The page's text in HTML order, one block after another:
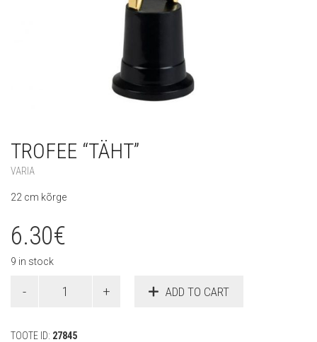
TROFEE “TÄHT”
VARIA
22 cm kõrge
6.30€
9 in stock
"Täht"
ADD TO CART
TOOTE ID: 27845